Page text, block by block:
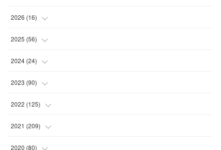
2026 (16)
(1
(1
(7
(7)
2025 (56)
(5
(11 )
(17
(15
2024 (24)
(1
(1)
(2)
(9
2023 (90)
(12
(17
(16
2022 (125)
(8)
(11 )
2021 (209)
(9
2020 (80)